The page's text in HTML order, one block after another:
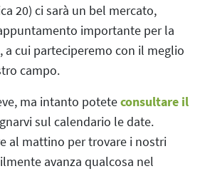
20) ci sarà un bel mercato,
importante per la
a cui parteciperemo con il meglio
campo.
ma intanto poteteconsultare il
sul calendario le date.
al mattino per trovare i nostri
avanza qualcosa nel